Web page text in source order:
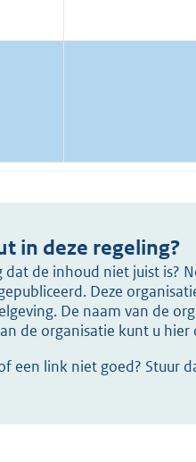
in deze regeling?
dat de inhoud niet juist is?
Deze
De naam van de
de organisatie kunt u hier
een link niet goed? Stuur